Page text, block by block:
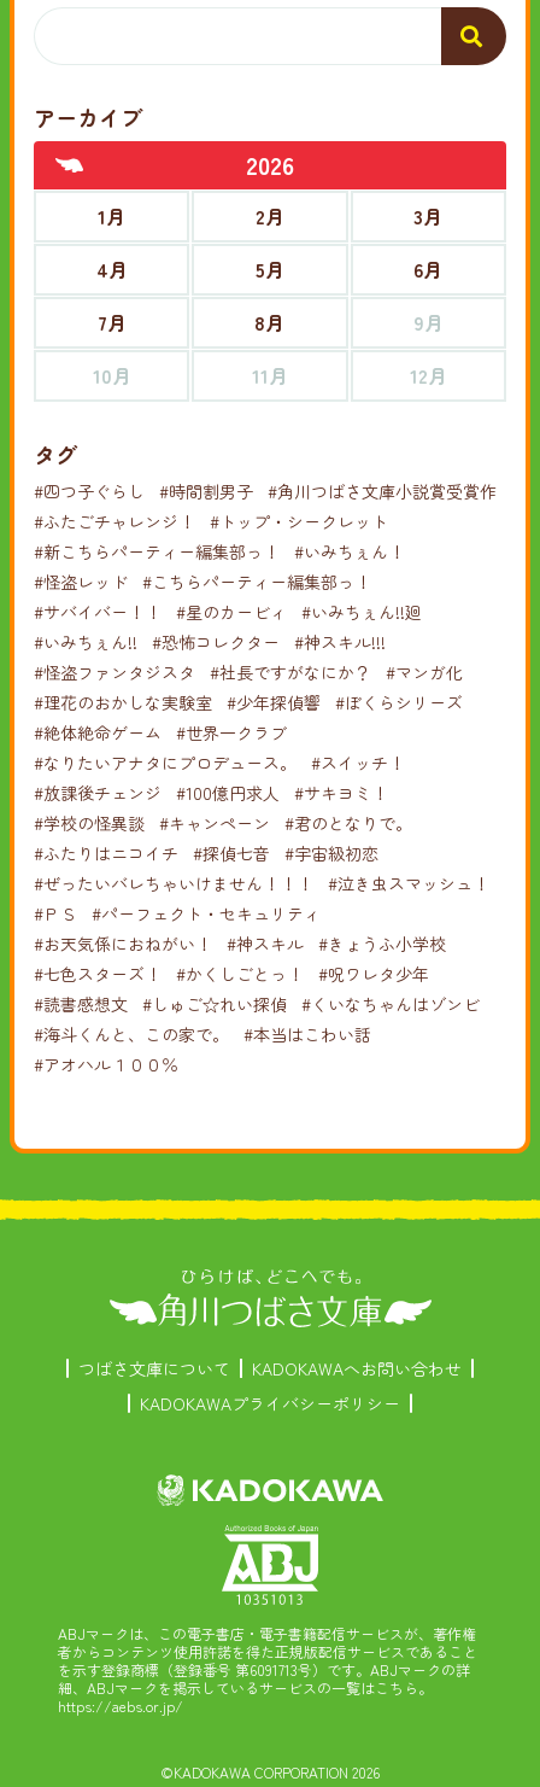
アーカイブ
2026
1月 2月
3月
4月
5月
6月
7月
8月
9月
10月
11月 12月
タグ
#四つ子ぐらし #時間割男子 #角川つばさ文庫小説賞受賞作
#ふたごチャレンジ！
#トップ・シークレット
#新こちらパーティー編集部っ！
#いみちぇん！
#怪盗レッド #こちらパーティー編集部っ！
#サバイバー！！
#星のカービィ
#いみちぇん!!廻
#いみちぇん!!
#恐怖コレクター
#神スキル!!!
#怪盗ファンタジスタ
#社長ですがなにか？
#マンガ化
#理花のおかしな実験室 #少年探偵響
#ぼくらシリーズ
#絶体絶命ゲーム
#世界一クラブ
#なりたいアナタにプロデュース。
#スイッチ！
#放課後チェンジ
#100億円求人
#サキヨミ！
#学校の怪異談 #キャンペーン
#君のとなりで。
#ふたりはニコイチ
#探偵七音
#宇宙級初恋
#ぜったいバレちゃいけません！！！
#泣き虫スマッシュ！
#ＰＳ
#パーフェクト・セキュリティ
#お天気係におねがい！
#神スキル #きょうふ小学校
#七色スターズ！
#かくしごとっ！
#呪ワレタ少年
#読書感想文
#しゅご☆れい探偵 #くいなちゃんはゾンビ
#海斗くんと、この家で。
#本当はこわい話
#アオハル１００％
つばさ文庫について
KADOKAWAへお問い合わせ
KADOKAWAプライバシーポリシー
ABJマークは、この電子書店・電子書籍配信サービスが、著作権
者からコンテンツ使用許諾を得た正規版配信サービスであること
を示す登録商標（登録番号 第6091713号）です。ABJマークの詳
細、ABJマークを掲示しているサービスの一覧はこちら。
https://aebs.or.jp/
©KADOKAWA CORPORATION 2026